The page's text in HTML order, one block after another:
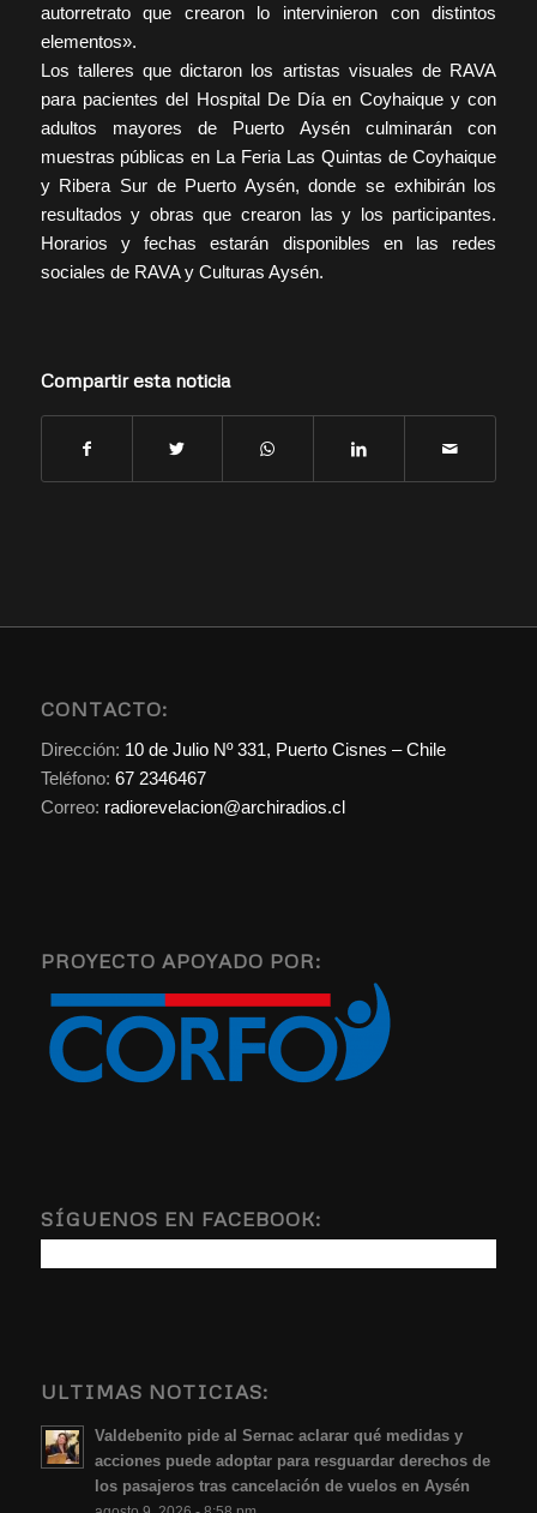
autorretrato que crearon lo intervinieron con distintos
elementos».
Los talleres que dictaron los artistas visuales de RAVA
para pacientes del Hospital De Día en Coyhaique y con
adultos mayores de Puerto Aysén culminarán con
muestras públicas en La Feria Las Quintas de Coyhaique
y Ribera Sur de Puerto Aysén, donde se exhibirán los
resultados y obras que crearon las y los participantes.
Horarios y fechas estarán disponibles en las redes
sociales de RAVA y Culturas Aysén.
Compartir esta noticia
CONTACTO:
Dirección: 10 de Julio Nº 331, Puerto Cisnes – Chile
Teléfono: 67 2346467
Correo: radiorevelacion@archiradios.cl
PROYECTO APOYADO POR:
SÍGUENOS EN FACEBOOK:
ULTIMAS NOTICIAS:
Valdebenito pide al Sernac aclarar qué medidas y
acciones puede adoptar para resguardar derechos de
los pasajeros tras cancelación de vuelos en Aysén